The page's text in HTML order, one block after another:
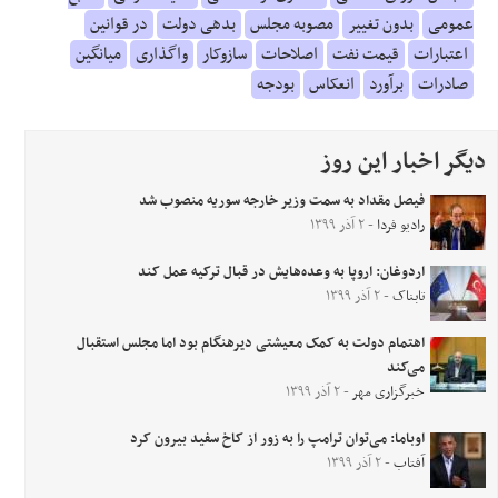
عمومی بدون تغییر مصوبه مجلس بدهی دولت در قوانین
اعتبارات قیمت نفت اصلاحات سازوکار واگذاری میانگین
صادرات برآورد انعکاس بودجه
دیگر اخبار این روز
فیصل مقداد به سمت وزیر خارجه سوریه منصوب شد
رادیو فردا - ۲ آذر ۱۳۹۹
اردوغان: اروپا به وعده‌هایش در قبال ترکیه عمل کند
تابناک- ۲ آذر ۱۳۹۹
اهتمام دولت به کمک معیشتی دیرهنگام بود اما مجلس استقبال
می‌کند
خبرگزاری مهر- ۲ آذر ۱۳۹۹
اوباما: می‌توان ترامپ را به زور از کاخ سفید بیرون کرد
آفتاب- ۲ آذر ۱۳۹۹